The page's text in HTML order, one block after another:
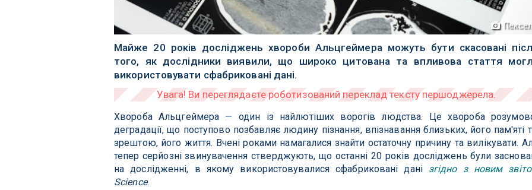
Майже 20 років досліджень хвороби Альцгеймера можуть бути скасовані
того, як дослідники виявили, що широко цитована та впливова стаття
використовувати сфабриковані дані.
Хвороба Альцгеймера — один із найлютіших ворогів людства. Це хвороба
деградації, що поступово позбавляє людину пізнання, впізнавання близьких, його пам'яті
зрештою, його життя. Вчені роками намагалися знайти остаточну причину та вилікувати.
тепер серйозні звинувачення стверджують, що останні 20 років досліджень були
на дослідженні, в якому використовувалися сфабриковані дані згідно з новим
Science.